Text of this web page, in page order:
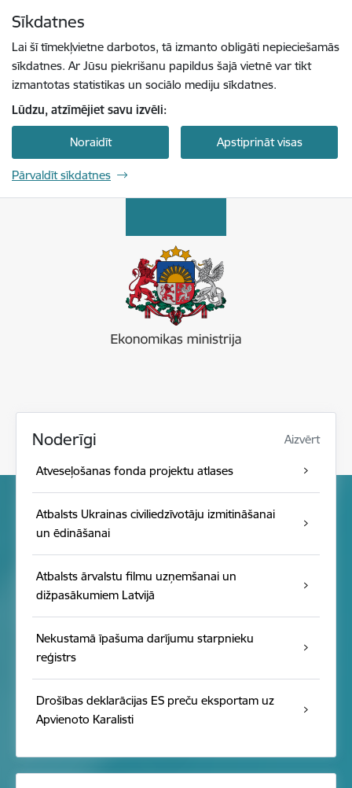
Sīkdatnes
Lai šī tīmekļvietne darbotos, tā izmanto obligāti nepieciešamās
sīkdatnes. Ar Jūsu piekrišanu papildus šajā vietnē var tikt
izmantotas statistikas un sociālo mediju sīkdatnes.
Lūdzu, atzīmējiet savu izvēli:
Noraidīt Apstiprināt visas
Pārvaldīt sīkdatnes
Noderīgi Aizvērt
Atveseļošanas fonda projektu atlases
Atbalsts Ukrainas civiliedzīvotāju izmitināšanai
un ēdināšanai
Atbalsts ārvalstu filmu uzņemšanai un
dižpasākumiem Latvijā
Nekustamā īpašuma darījumu starpnieku
reģistrs
Drošības deklarācijas ES preču eksportam uz
Apvienoto Karalisti